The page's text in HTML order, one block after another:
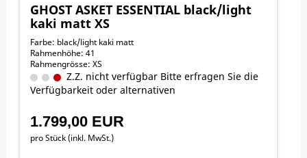
GHOST ASKET ESSENTIAL black/light
kaki matt XS
Farbe: black/light kaki matt
Rahmenhöhe: 41
Rahmengrösse: XS
Z.Z. nicht verfügbar Bitte erfragen Sie die
Verfügbarkeit oder alternativen
1.799,00 EUR
pro Stück (inkl. MwSt.)